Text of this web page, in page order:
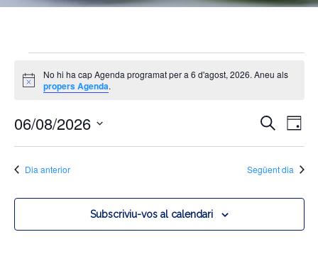
Agenda
6
d'agost,
Avís
No hi ha cap Agenda programat per a 6 d'agost, 2026. Aneu als
propers Agenda.
visual
Cerca
de
Dia
06/08/2026
data.Dia anterior Següent dia
Subscriviu-vos al calendari